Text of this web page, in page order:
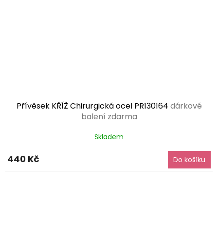
Přívěsek KŘÍŽ Chirurgická ocel PR130164 dárkové
balení zdarma
Skladem
440 Kč Do košíku